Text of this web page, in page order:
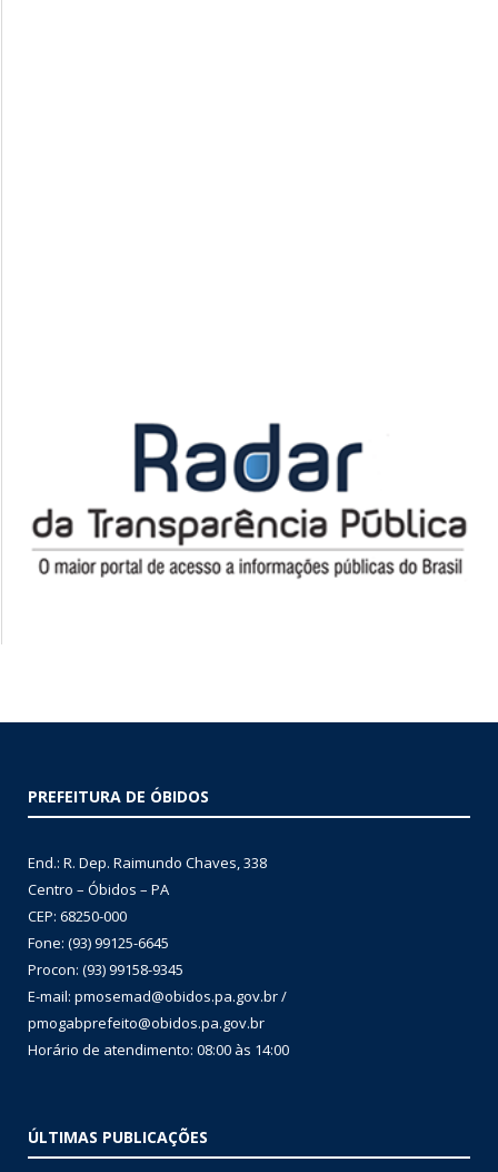
PREFEITURA DE ÓBIDOS
End.: R. Dep. Raimundo Chaves, 338
Centro – Óbidos – PA
CEP: 68250-000
Fone: (93) 99125-6645
Procon: (93) 99158-9345
E-mail: pmosemad@obidos.pa.gov.br /
pmogabprefeito@obidos.pa.gov.br
Horário de atendimento: 08:00 às 14:00
ÚLTIMAS PUBLICAÇÕES